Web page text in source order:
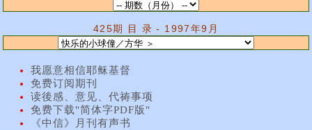
425期 目 录 - 1997年9月
我愿意相信耶稣基督
免费订阅期刊
读後感、意见、代祷事项
免费下载"简体字PDF版"
《中信》月刊有声书